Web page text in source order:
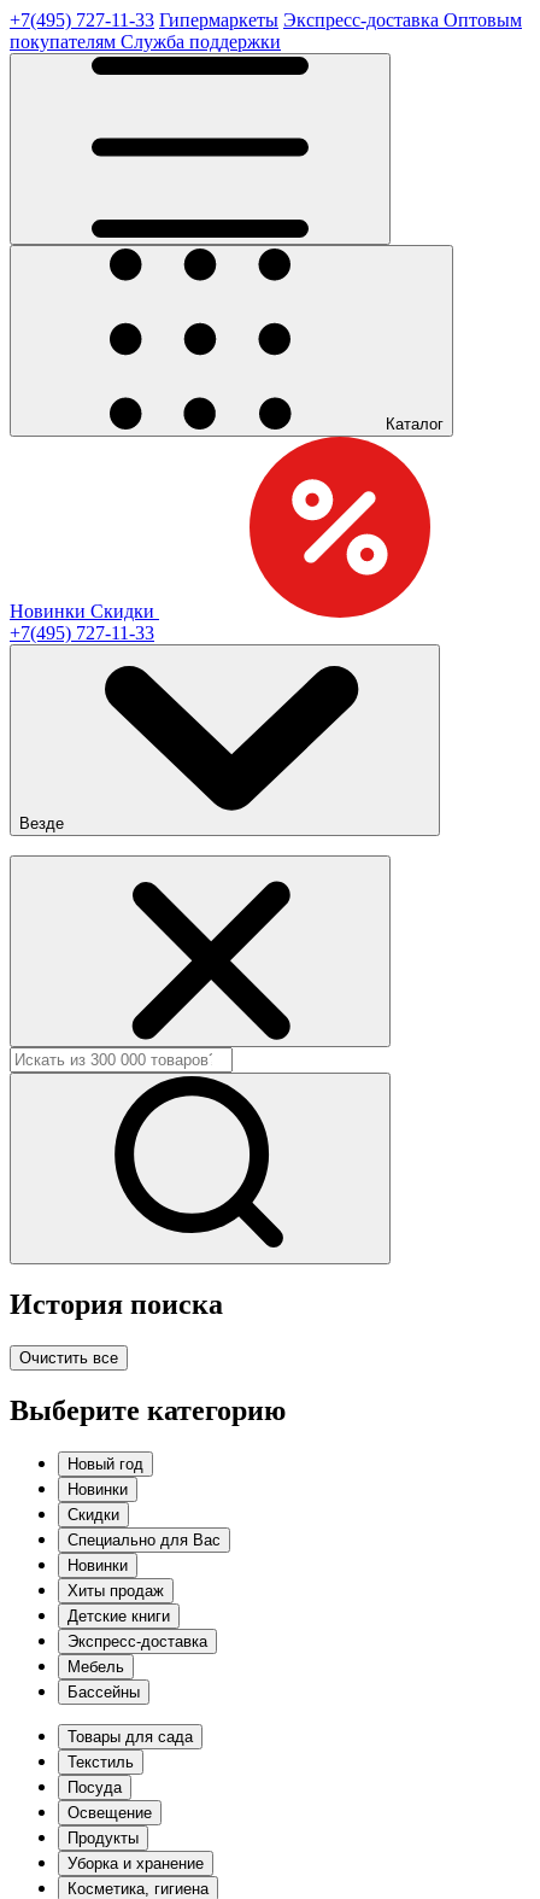
+7(495) 727-11-33 Гипермаркеты Экспресс-доставка Оптовым
покупателям Служба поддержки
Каталог
Новинки Скидки
+7(495) 727-11-33
Везде
История поиска
Очистить все
Выберите категорию
Новый год
Новинки
Скидки
Специально для Вас
Новинки
Хиты продаж
Детские книги
Экспресс-доставка
Мебель
Бассейны
Товары для сада
Текстиль
Посуда
Освещение
Продукты
Уборка и хранение
Косметика, гигиена